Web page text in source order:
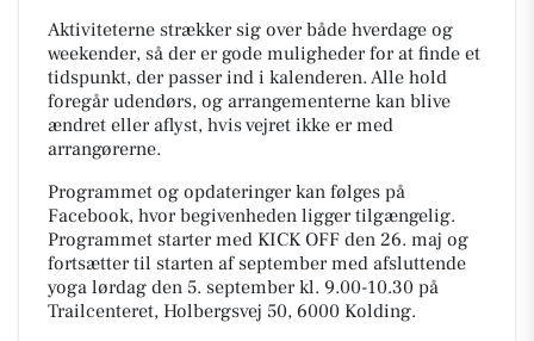
Aktiviteterne strækker sig over både hverdage og
weekender, så der er gode muligheder for at finde et
tidspunkt, der passer ind i kalenderen. Alle hold
foregår udendørs, og arrangementerne kan blive
ændret eller aflyst, hvis vejret ikke er med
arrangørerne.
Programmet og opdateringer kan følges på
Facebook, hvor begivenheden ligger tilgængelig.
Programmet starter med KICK OFF den 26. maj og
fortsætter til starten af september med afsluttende
yoga lørdag den 5. september kl. 9.00-10.30 på
Trailcenteret, Holbergsvej 50, 6000 Kolding.